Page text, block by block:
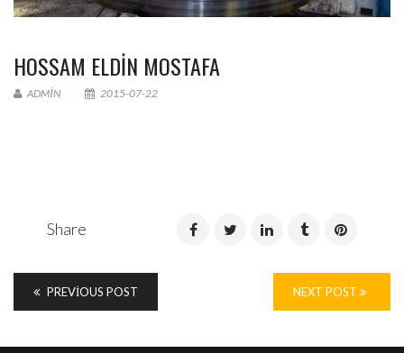
HOSSAM ELDIN MOSTAFA
ADMIN 2015-07-22
Share
PREVIOUS POST NEXT POST